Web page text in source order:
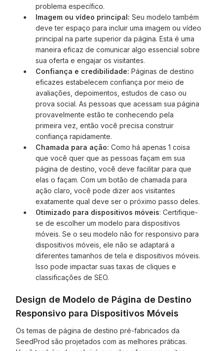
problema específico.
Imagem ou vídeo principal: Seu modelo também
deve ter espaço para incluir uma imagem ou vídeo
principal na parte superior da página. Esta é uma
maneira eficaz de comunicar algo essencial sobre
sua oferta e engajar os visitantes.
Confiança e credibilidade: Páginas de destino
eficazes estabelecem confiança por meio de
avaliações, depoimentos, estudos de caso ou
prova social. As pessoas que acessam sua página
provavelmente estão te conhecendo pela
primeira vez, então você precisa construir
confiança rapidamente.
Chamada para ação: Como há apenas 1 coisa
que você quer que as pessoas façam em sua
página de destino, você deve facilitar para que
elas o façam. Com um botão de chamada para
ação claro, você pode dizer aos visitantes
exatamente qual deve ser o próximo passo deles.
Otimizado para dispositivos móveis: Certifique-
se de escolher um modelo para dispositivos
móveis. Se o seu modelo não for responsivo para
dispositivos móveis, ele não se adaptará a
diferentes tamanhos de tela e dispositivos móveis.
Isso pode impactar suas taxas de cliques e
classificações de SEO.
Design de Modelo de Página de Destino
Responsivo para Dispositivos Móveis
Os temas de página de destino pré-fabricados da
SeedProd são projetados com as melhores práticas.